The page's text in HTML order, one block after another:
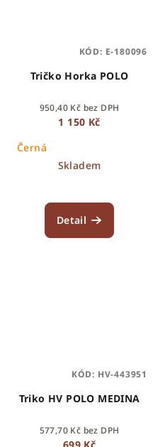
Tričko Horka POLO
950,40 Kč bez DPH
1 150 Kč
Černá
Skladem
Detail
KÓD: E-180096
Triko HV POLO MEDINA
577,70 Kč bez DPH
KÓD: HV-443951